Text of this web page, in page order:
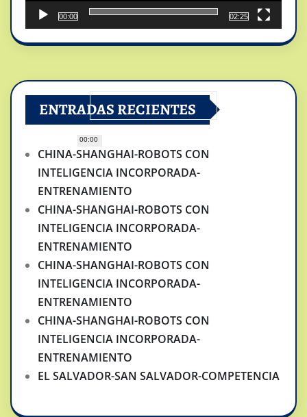
00:00
00:00
02:25
ENTRADAS RECIENTES
CHINA-SHANGHAI-ROBOTS CON
INTELIGENCIA INCORPORADA-
ENTRENAMIENTO
CHINA-SHANGHAI-ROBOTS CON
INTELIGENCIA INCORPORADA-
ENTRENAMIENTO
CHINA-SHANGHAI-ROBOTS CON
INTELIGENCIA INCORPORADA-
ENTRENAMIENTO
CHINA-SHANGHAI-ROBOTS CON
INTELIGENCIA INCORPORADA-
ENTRENAMIENTO
EL SALVADOR-SAN SALVADOR-COMPETENCIA